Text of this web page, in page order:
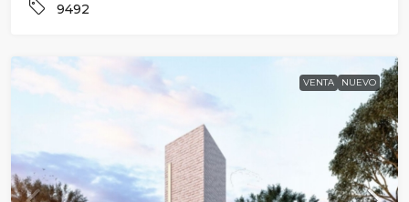
9492
VENTA NUEVO